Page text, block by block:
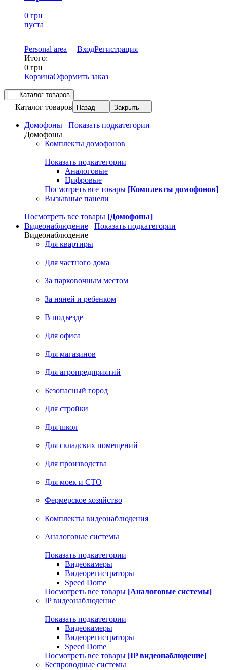
0 грн
пуста
Personal area ВходРегистрация
Итого:
0 грн
КорзинаОформить заказ
Каталог товаров
Каталог товаров Назад Закрыть
Домофоны
Показать подкатегории
Домофоны
Комплекты домофонов
Показать подкатегории
Аналоговые
Цифровые
Посмотреть все товары [Комплекты домофонов]
Вызывные панели
Посмотреть все товары [Домофоны]
Видеонаблюдение
Показать подкатегории
Видеонаблюдение
Для квартиры
Для частного дома
За парковочным местом
За няней и ребенком
В подъезде
Для офиса
Для магазинов
Для агропредприятий
Безопасный город
Для стройки
Для школ
Для складских помещений
Для производства
Для моек и СТО
Фермерское хозяйство
Комплекты видеонаблюдения
Аналоговые системы
Показать подкатегории
Видеокамеры
Видеорегистраторы
Speed Dome
Посмотреть все товары [Аналоговые системы]
IP видеонаблюдение
Показать подкатегории
Видеокамеры
Видеорегистраторы
Speed Dome
Посмотреть все товары [IP видеонаблюдение]
Беспроводные системы